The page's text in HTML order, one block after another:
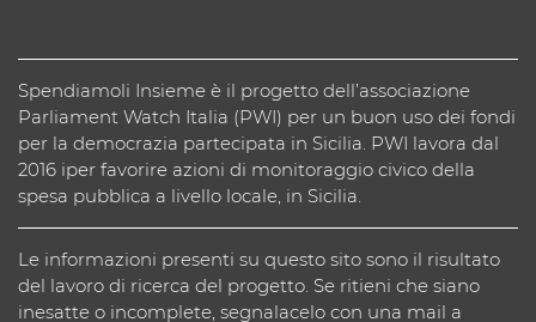
Spendiamoli Insieme è il progetto dell’associazione
Parliament Watch Italia (PWI) per un buon uso dei fondi
per la democrazia partecipata in Sicilia. PWI lavora dal
2016 iper favorire azioni di monitoraggio civico della
spesa pubblica a livello locale, in Sicilia.
Le informazioni presenti su questo sito sono il risultato
del lavoro di ricerca del progetto. Se ritieni che siano
inesatte o incomplete, segnalacelo con una mail a